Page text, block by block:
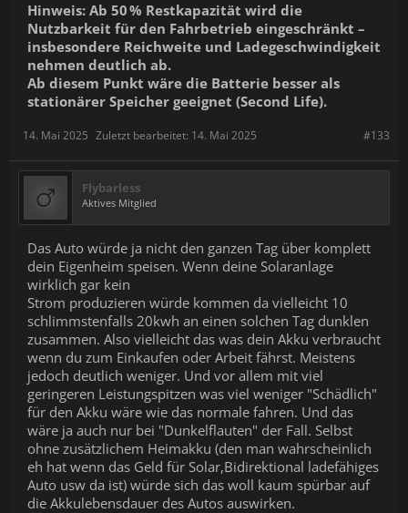
Hinweis: Ab 50 % Restkapazität wird die
Nutzbarkeit für den Fahrbetrieb eingeschränkt –
insbesondere Reichweite und Ladegeschwindigkeit
nehmen deutlich ab.
Ab diesem Punkt wäre die Batterie besser als
stationärer Speicher geeignet (Second Life).
#133
14. Mai 2025 Zuletzt bearbeitet: 14. Mai 2025
Flybarless
Aktives Mitglied
Das Auto würde ja nicht den ganzen Tag über komplett
dein Eigenheim speisen. Wenn deine Solaranlage
wirklich gar kein
Strom produzieren würde kommen da vielleicht 10
schlimmstenfalls 20kwh an einen solchen Tag dunklen
zusammen. Also vielleicht das was dein Akku verbraucht
wenn du zum Einkaufen oder Arbeit fährst. Meistens
jedoch deutlich weniger. Und vor allem mit viel
geringeren Leistungspitzen was viel weniger "Schädlich"
für den Akku wäre wie das normale fahren. Und das
wäre ja auch nur bei "Dunkelflauten" der Fall. Selbst
ohne zusätzlichem Heimakku (den man wahrscheinlich
eh hat wenn das Geld für Solar,Bidirektional ladefähiges
Auto usw da ist) würde sich das woll kaum spürbar auf
die Akkulebensdauer des Autos auswirken.